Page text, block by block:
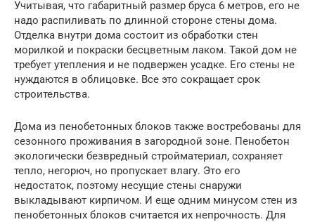
Учитывая, что габаритный размер бруса 6 метров, его не
надо распиливать по длинной стороне стены дома.
Отделка внутри дома состоит из обработки стен
морилкой и покраски бесцветным лаком. Такой дом не
требует утепления и не подвержен усадке. Его стены не
нуждаются в облицовке. Все это сокращает срок
строительства.
Дома из пенобетонных блоков также востребованы для
сезонного проживания в загородной зоне. Пенобетон
экологически безвредный стройматериал, сохраняет
тепло, негорюч, но пропускает влагу. Это его
недостаток, поэтому несущие стены снаружи
выкладывают кирпичом. И еще одним минусом стен из
пенобетонных блоков считается их непрочность. Для